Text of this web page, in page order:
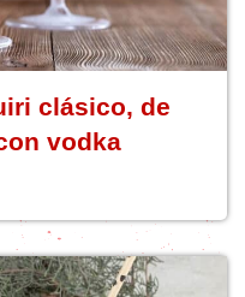
clásico, de
vodka